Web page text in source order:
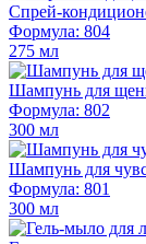
Спрей-
Формула: 804
275 мл
Шампунь для
Формула: 802
300 мл
Шампунь для
Формула: 801
300 мл